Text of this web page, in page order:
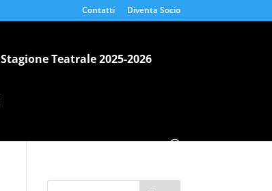
Contatti Diventa Socio
Stagione Teatrale 2025-2026